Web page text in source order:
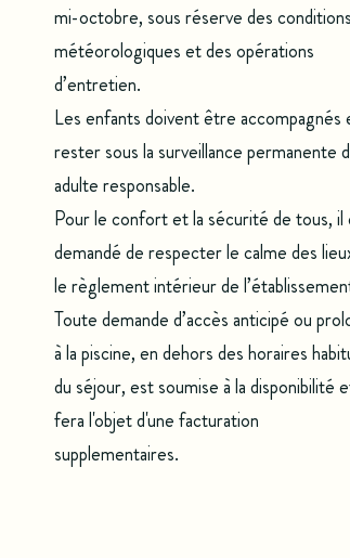
mi-octobre, sous réserve des conditions
météorologiques et des opérations
d’entretien.
Les enfants doivent être accompagnés
rester sous la surveillance permanente
adulte responsable.
Pour le confort et la sécurité de tous, il
demandé de respecter le calme des
le règlement intérieur de
Toute demande d’accès anticipé ou
à la piscine, en dehors des horaires
du séjour, est soumise à la disponibilité
fera l'objet d'une facturation
supplementaires.